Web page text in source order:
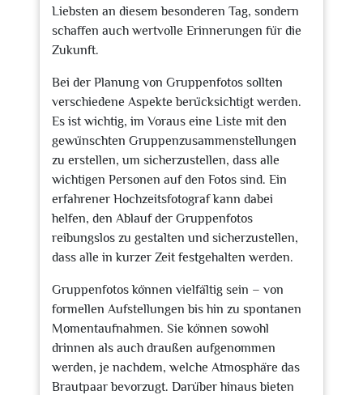
Liebsten an diesem besonderen Tag, sondern
schaffen auch wertvolle Erinnerungen für die
Zukunft.
Bei der Planung von Gruppenfotos sollten
verschiedene Aspekte berücksichtigt werden.
Es ist wichtig, im Voraus eine Liste mit den
gewünschten Gruppenzusammenstellungen
zu erstellen, um sicherzustellen, dass alle
wichtigen Personen auf den Fotos sind. Ein
erfahrener Hochzeitsfotograf kann dabei
helfen, den Ablauf der Gruppenfotos
reibungslos zu gestalten und sicherzustellen,
dass alle in kurzer Zeit festgehalten werden.
Gruppenfotos können vielfältig sein – von
formellen Aufstellungen bis hin zu spontanen
Momentaufnahmen. Sie können sowohl
drinnen als auch draußen aufgenommen
werden, je nachdem, welche Atmosphäre das
Brautpaar bevorzugt. Darüber hinaus bieten